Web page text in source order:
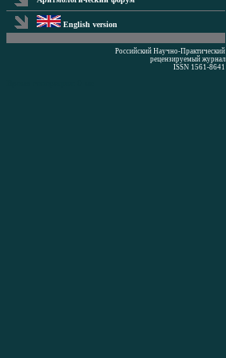
English version
Российский Научно-Практический
рецензируемый журнал
ISSN 1561-8641